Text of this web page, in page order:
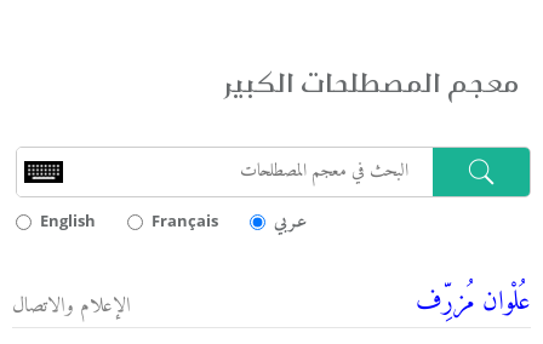
معجم المصطلحات الكبير
English Français عـربي
عُلْوان مُزرِّف الإعلام والاتصال